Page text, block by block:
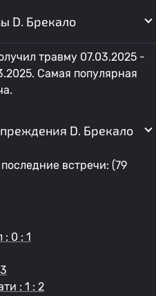
D. Брекало
травму 07.03.2025 -
Самая популярная
D. Брекало
встречи: (79
0 : 1
: 1 : 2